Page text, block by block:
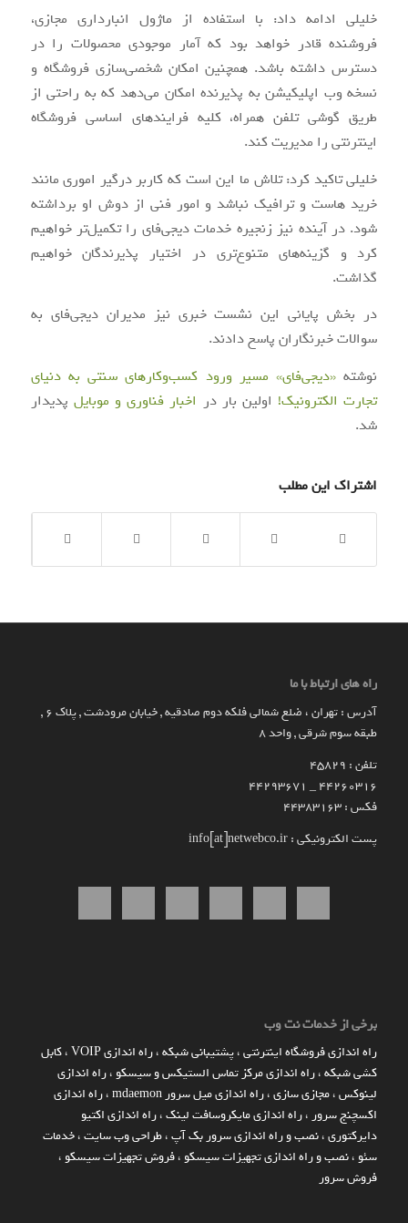
خلیلی ادامه داد: با استفاده از ماژول انبارداری مجازی،
فروشنده قادر خواهد بود که آمار موجودی محصولات را در
دسترس داشته باشد. همچنین امکان شخصی‌سازی فروشگاه و
نسخه وب اپلیکیشن به پذیرنده امکان می‌دهد که به راحتی از
طریق گوشی تلفن همراه، کلیه فرایندهای اساسی فروشگاه
اینترنتی را مدیریت کند.
خلیلی تاکید کرد: تلاش ما این است که کاربر درگیر اموری مانند
خرید هاست و ترافیک نباشد و امور فنی از دوش او برداشته
شود. در آینده نیز زنجیره خدمات دیجی‌فای را تکمیل‌تر خواهیم
کرد و گزینه‌های متنوع‌تری در اختیار پذیرندگان خواهیم
گذاشت.
در بخش پایانی این نشست خبری نیز مدیران دیجی‌فای به
سوالات خبرنگاران پاسخ دادند.
نوشته «دیجی‌فای» مسیر ورود کسب‌وکارهای سنتی به دنیای
تجارت الکترونیک! اولین بار در اخبار فناوری و موبایل پدیدار
شد.
اشتراک این مطلب
راه های ارتباط با ما
آدرس : تهران ، ضلع شمالی فلکه دوم صادقیه , خیابان مرودشت , پلاک ۶ ,
طبقه سوم شرقی , واحد ۸
تلفن : 45829
۴۴۲۶۰۳۱۶ _ 44293671
فکس : 44383163
پست الکترونیکی : info[at]netwebco.ir
برخی از خدمات نت وب
راه اندازي فروشگاه اينترنتي،پشتیبانی شبکه،راه اندازی VOIP ،کابل
کشی شبکه،راه اندازی مرکز تماس الستیکس و سیسکو،راه اندازی
لینوکس،مجازی سازی،راه اندازی میل سرور mdaemon ،راه اندازی
اکسچنج سرور،راه اندازی مایکروسافت لینک،راه اندازی اکتیو
دایرکتوری،نصب و راه اندازی سرور بک آپ،طراحی وب سایت،خدمات
سئو،نصب و راه اندازی تجهیزات سیسکو،فروش تجهیزات سیسکو،
فروش سرور